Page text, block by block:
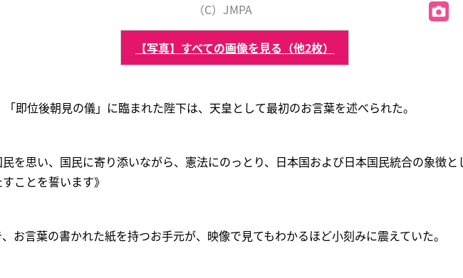
（C）JMPA
【写真】すべての画像を見る（他2枚）
即位後朝見の儀」に臨まれた陛下は、天皇として最初のお言葉を述べられた。
民を思い、国民に寄り添いながら、憲法にのっとり、日本国および日本国民統合の象徴と
ことを誓います》
お言葉の書かれた紙を持つお手元が、映像で見てもわかるほど小刻みに震えていた。